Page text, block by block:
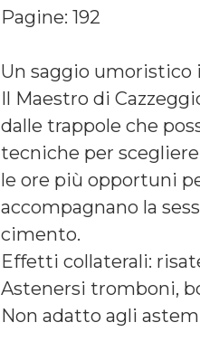
Pagine: 192
Un saggio umoristico
Il Maestro di
dalle trappole che
tecniche per
le ore più opportuni
accompagnano la
cimento.
Effetti collaterali:
Astenersi tromboni,
Non adatto agli